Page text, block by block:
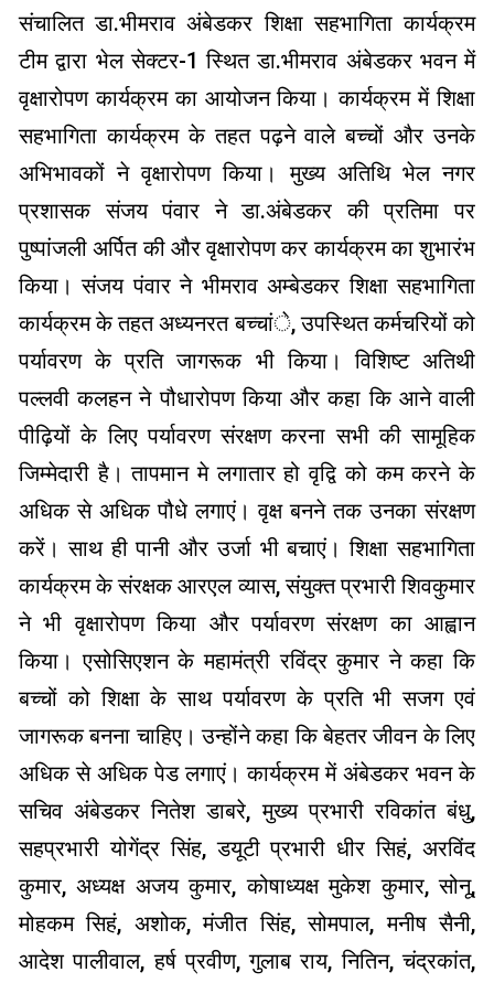
संचालित डा.भीमराव अंबेडकर शिक्षा सहभागिता कार्यक्रम
टीम द्वारा भेल सेक्टर-1 स्थित डा.भीमराव अंबेडकर भवन में
वृक्षारोपण कार्यक्रम का आयोजन किया। कार्यक्रम में शिक्षा
सहभागिता कार्यक्रम के तहत पढ़ने वाले बच्चों और उनके
अभिभावकों ने वृक्षारोपण किया। मुख्य अतिथि भेल नगर
प्रशासक संजय पंवार ने डा.अंबेडकर की प्रतिमा पर
पुष्पांजली अर्पित की और वृक्षारोपण कर कार्यक्रम का शुभारंभ
किया। संजय पंवार ने भीमराव अम्बेडकर शिक्षा सहभागिता
कार्यक्रम के तहत अध्यनरत बच्चांे, उपस्थित कर्मचरियों को
पर्यावरण के प्रति जागरूक भी किया। विशिष्ट अतिथी
पल्लवी कलहन ने पौधारोपण किया और कहा कि आने वाली
पीढ़ियों के लिए पर्यावरण संरक्षण करना सभी की सामूहिक
जिम्मेदारी है। तापमान मे लगातार हो वृद्वि को कम करने के
अधिक से अधिक पौधे लगाएं। वृक्ष बनने तक उनका संरक्षण
करें। साथ ही पानी और उर्जा भी बचाएं। शिक्षा सहभागिता
कार्यक्रम के संरक्षक आरएल व्यास, संयुक्त प्रभारी शिवकुमार
ने भी वृक्षारोपण किया और पर्यावरण संरक्षण का आह्वान
किया। एसोसिएशन के महामंत्री रविंद्र कुमार ने कहा कि
बच्चों को शिक्षा के साथ पर्यावरण के प्रति भी सजग एवं
जागरूक बनना चाहिए। उन्होंने कहा कि बेहतर जीवन के लिए
अधिक से अधिक पेड लगाएं। कार्यक्रम में अंबेडकर भवन के
सचिव अंबेडकर नितेश डाबरे, मुख्य प्रभारी रविकांत बंधु,
सहप्रभारी योगेंद्र सिंह, डयूटी प्रभारी धीर सिहं, अरविंद
कुमार, अध्यक्ष अजय कुमार, कोषाध्यक्ष मुकेश कुमार, सोनू,
मोहकम सिहं, अशोक, मंजीत सिंह, सोमपाल, मनीष सैनी,
आदेश पालीवाल, हर्ष प्रवीण, गुलाब राय, नितिन, चंद्रकांत,